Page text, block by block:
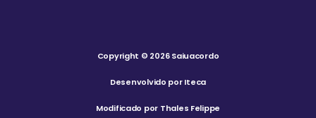
Copyright © 2026 Saiuacordo
Desenvolvido por Iteca
Modificado por Thales Felippe